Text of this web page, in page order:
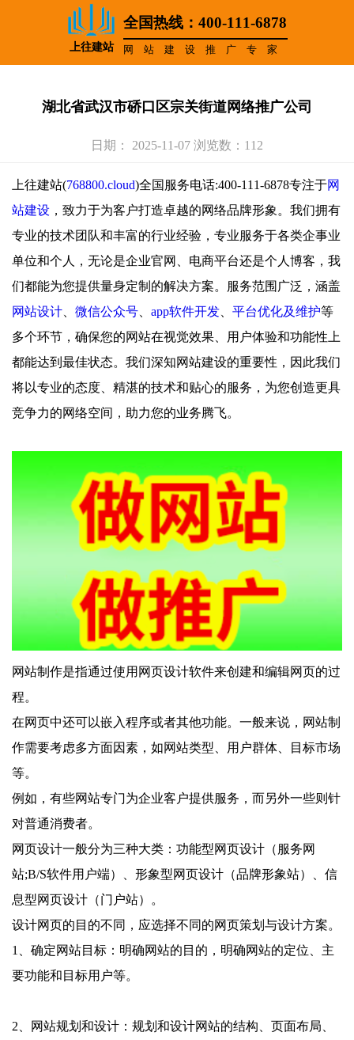
上往建站
全国热线：400-111-6878
网站建设推广专家
湖北省武汉市硚口区宗关街道网络推广公司
日期： 2025-11-07 浏览数：112
上往建站(768800.cloud)全国服务电话:400-111-6878专注于网
站建设 ，致力于为客户打造卓越的网络品牌形象。我们拥有
专业的技术团队和丰富的行业经验，专业服务于各类企事业
单位和个人，无论是企业官网、电商平台还是个人博客，我
们都能为您提供量身定制的解决方案。服务范围广泛，涵盖
网站设计
微信公众号 app软件开发 平台优化及维护等
多个环节，确保您的网站在视觉效果、用户体验和功能性上
都能达到最佳状态。我们深知网站建设的重要性，因此我们
将以专业的态度、精湛的技术和贴心的服务，为您创造更具
竞争力的网络空间，助力您的业务腾飞。
网站制作是指通过使用网页设计软件来创建和编辑网页的过
程。
在网页中还可以嵌入程序或者其他功能。一般来说，网站制
作需要考虑多方面因素，如网站类型、用户群体、目标市场
等。
例如，有些网站专门为企业客户提供服务，而另外一些则针
对普通消费者。
网页设计一般分为三种大类：功能型网页设计（服务网
站;B/S软件用户端）、形象型网页设计（品牌形象站）、信
息型网页设计（门户站）。
设计网页的目的不同，应选择不同的网页策划与设计方案。
1、确定网站目标：明确网站的目的，明确网站的定位、主
要功能和目标用户等。
2、网站规划和设计：规划和设计网站的结构、页面布局、